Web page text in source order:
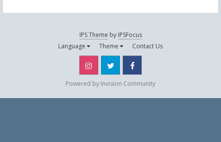
IPS Theme by IPSFocus
Language
Theme Contact Us
Instagram Twitter
Powered by Invision Community